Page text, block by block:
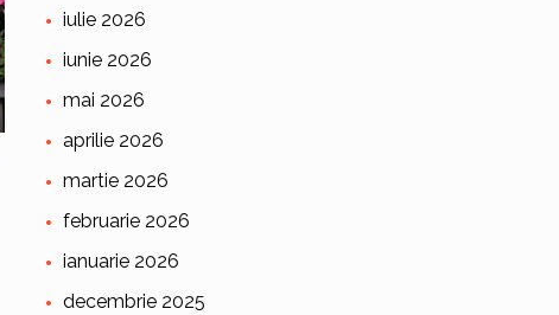
iulie 2026
iunie 2026
mai 2026
aprilie 2026
martie 2026
februarie 2026
ianuarie 2026
decembrie 2025